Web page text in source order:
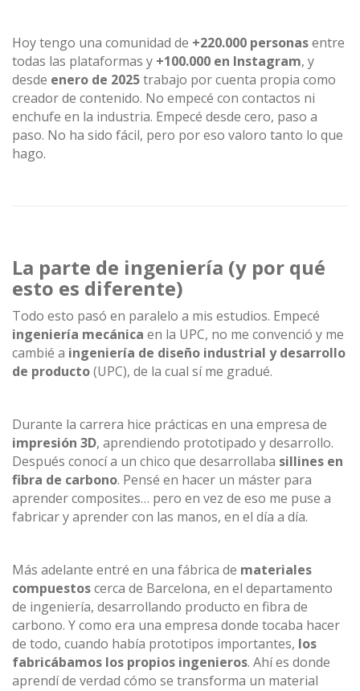
Hoy tengo una comunidad de +220.000 personasentre
todas las plataformas y +100.000 en Instagram, y
desde enero de 2025trabajo por cuenta propia como
creador de contenido. No empecé con contactos ni
enchufe en la industria. Empecé desde cero, paso a
paso. No ha sido fácil, pero por eso valoro tanto lo que
hago.
La parte de ingeniería (y por qué
esto es diferente)
Todo esto pasó en paralelo a mis estudios. Empecé
ingeniería mecánica en la UPC, no me convenció y me
cambié a ingeniería de diseño industrial y desarrollo
de producto(UPC), de la cual sí me gradué.
Durante la carrera hice prácticas en una empresa de
impresión 3D, aprendiendo prototipado y desarrollo.
Después conocí a un chico que desarrollaba sillines en
fibra de carbono. Pensé en hacer un máster para
aprender composites… pero en vez de eso me puse a
fabricar y aprender con las manos, en el día a día.
Más adelante entré en una fábrica de materiales
compuestoscerca de Barcelona, en el departamento
de ingeniería, desarrollando producto en fibra de
carbono. Y como era una empresa donde tocaba hacer
de todo, cuando había prototipos importantes, los
fabricábamos los propios ingenieros. Ahí es donde
aprendí de verdad cómo se transforma un material